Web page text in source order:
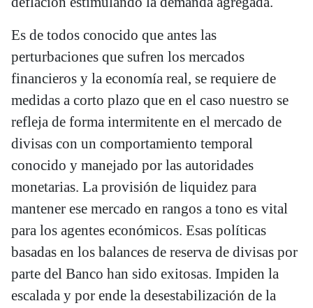
Es de todos conocido que antes las
perturbaciones que sufren los mercados
financieros y la economía real, se requiere de
medidas a corto plazo que en el caso nuestro se
refleja de forma intermitente en el mercado de
divisas con un comportamiento temporal
conocido y manejado por las autoridades
monetarias. La provisión de liquidez para
mantener ese mercado en rangos a tono es vital
para los agentes económicos. Esas políticas
basadas en los balances de reserva de divisas por
parte del Banco han sido exitosas. Impiden la
escalada y por ende la desestabilización de la